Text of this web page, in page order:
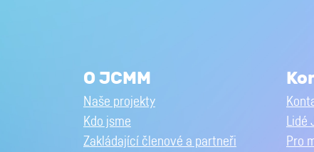
O JCMM
Naše projekty
Kdo jsme
Zakládající členové a partneři
Lidé
Pro